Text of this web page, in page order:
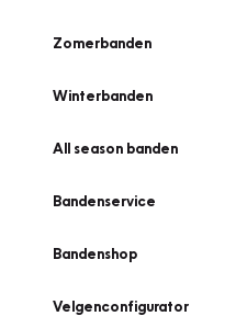
Zomerbanden
Winterbanden
All season banden
Bandenservice
Bandenshop
Velgenconfigurator